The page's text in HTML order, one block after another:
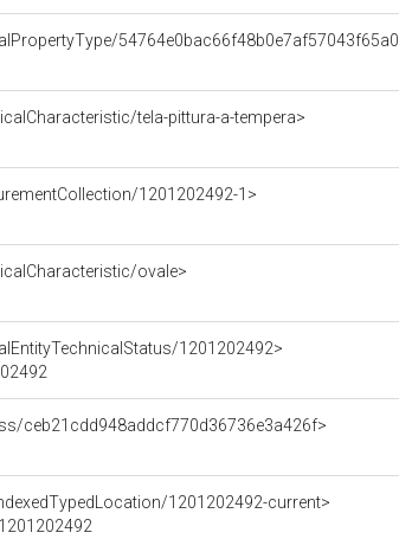
tela-pittura-a-tempera>
1201202492-1>
ovale>
1201202492>
ceb21cdd948addcf770d36736e3a426f>
1201202492-current>